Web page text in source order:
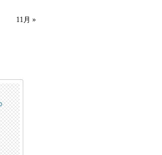
11月 »